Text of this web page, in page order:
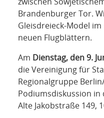
Brandenburger Tor.
Gleisdreieck-Model
neuen Flugblättern.
Am Dienstag, den 9.
die Vereinigung für
Regionalgruppe
Podiumsdiskussion
Alte Jakobstraße 149,